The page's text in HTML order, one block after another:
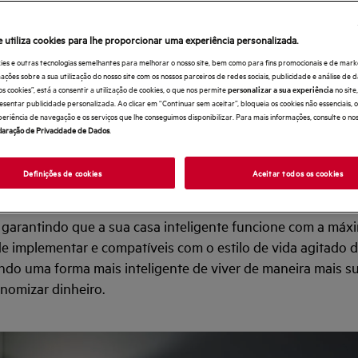
de hoje, a eficiência e o conforto caminham lado a
como utilizamos os nossos electrodomésticos, podemos
o consumo de energia, alinhando-nos tanto com os
os nossos objetivos económicos.
o conforto, mas sim de tirar o máximo proveito
electrodomésticos.
cada electrodoméstico esteja otimizado para poupar
Este guia prático mostrará como ajustar o uso
que a sua casa inteligente funcione com a
implementar e compatíveis com o estilo de vida agitado
uma forma mais inteligente de viver de maneira mais
dinheiro.
utiliza cookies para lhe proporcionar uma experiência personalizada.
e outras tecnologias semelhantes para melhorar o nosso site, bem como para fins promocionais e de
sobre a sua utilização do nosso site com os nossos parceiros de redes sociais, publicidade e análise de
cookies”, está a consentir a utilização de cookies, o que nos permitepersonalizar a sua experiênciano
publicidade personalizada. Ao clicar em “Continuar sem aceitar”, bloqueia os cookies não essenciais,
de navegação e os serviços que lhe conseguimos disponibilizar. Para mais informações, consulte o
de Privacidade de Dados.
Definições de cookies Aceitar todos os cookies